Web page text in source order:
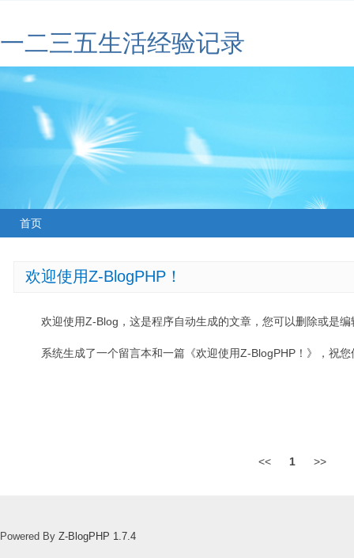
一二三五生活经验记录
首页
欢迎使用Z-BlogPHP！
欢迎使用Z-Blog，这是程序自动生成的文章，您可以删除或是编
系统生成了一个留言本和一篇《欢迎使用Z-BlogPHP！》，祝
<< 1 >>
Powered By Z-BlogPHP 1.7.4